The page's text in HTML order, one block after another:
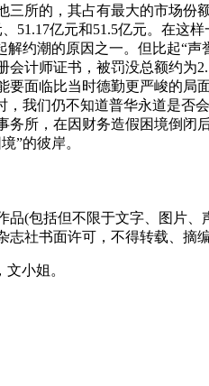
所的，其占有最大的市场份
51.17亿元和51.5亿元。在
解约潮的原因之一。但比起“
会计师证书，被罚没总额约
要面临比当时德勤更严峻的局
，我们仍不知道普华永道是
务所，在因财务造假困境倒
”的彼岸。
品(包括但不限于文字、图片
社书面许可，不得转载、摘
小姐。